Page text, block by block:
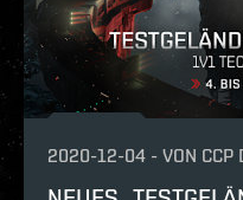
2020-12-04 - VON CCP